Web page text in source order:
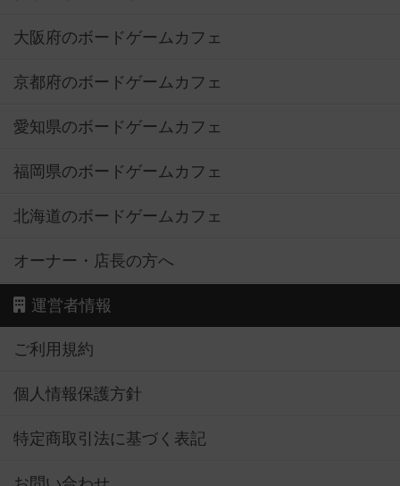
大阪府のボードゲームカフェ
京都府のボードゲームカフェ
愛知県のボードゲームカフェ
福岡県のボードゲームカフェ
北海道のボードゲームカフェ
オーナー・店長の方へ
運営者情報
ご利用規約
個人情報保護方針
特定商取引法に基づく表記